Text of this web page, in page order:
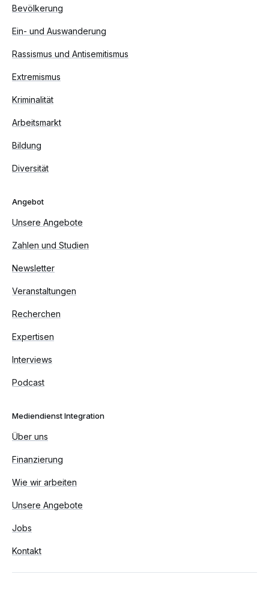
Bevölkerung
Ein- und Auswanderung
Rassismus und Antisemitismus
Extremismus
Kriminalität
Arbeitsmarkt
Bildung
Diversität
Angebot
Unsere Angebote
Zahlen und Studien
Newsletter
Veranstaltungen
Recherchen
Expertisen
Interviews
Podcast
Mediendienst Integration
Über uns
Finanzierung
Wie wir arbeiten
Unsere Angebote
Jobs
Kontakt